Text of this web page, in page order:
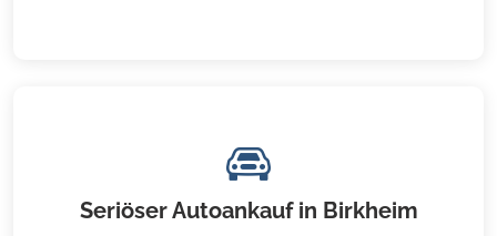
Seriöser Autoankauf in Birkheim